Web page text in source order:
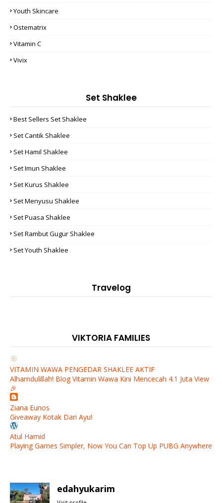
Youth Skincare
Ostematrix
Vitamin C
Vivix
Set Shaklee
Best Sellers Set Shaklee
Set Cantik Shaklee
Set Hamil Shaklee
Set Imun Shaklee
Set Kurus Shaklee
Set Menyusu Shaklee
Set Puasa Shaklee
Set Rambut Gugur Shaklee
Set Youth Shaklee
Travelog
VIKTORIA FAMILIES
VITAMIN WAWA PENGEDAR SHAKLEE AKTIF
Alhamdulillah! Blog Vitamin Wawa Kini Mencecah 4.1 Juta View
🎉
Ziana Eunos
Giveaway Kotak Dari Ayu!
Atul Hamid
Playing Games Simpler, Now You Can Top Up PUBG Anywhere
edahyukarim